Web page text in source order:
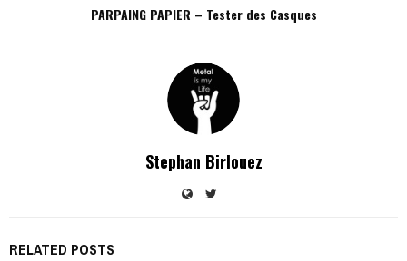
PARPAING PAPIER – Tester des Casques
Stephan Birlouez
RELATED POSTS